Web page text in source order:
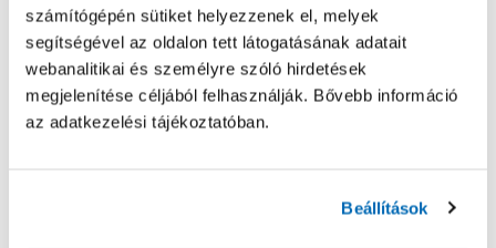
számítógépén sütiket helyezzenek el, melyek
segítségével az oldalon tett látogatásának adatait
webanalitikai és személyre szóló hirdetések
megjelenítése céljából felhasználják. Bővebb információ
az adatkezelési tájékoztatóban.
Beállítások